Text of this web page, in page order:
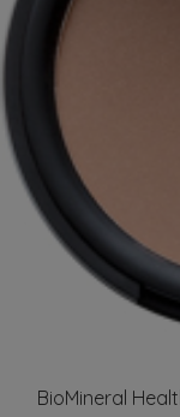
BioMineral